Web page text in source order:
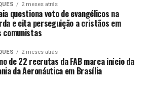
2 meses atrás
questiona voto de evangélicos na
e cita perseguição a cristãos em
comunistas
2 meses atrás
de 22 recrutas da FAB marca início da
da Aeronáutica em Brasília